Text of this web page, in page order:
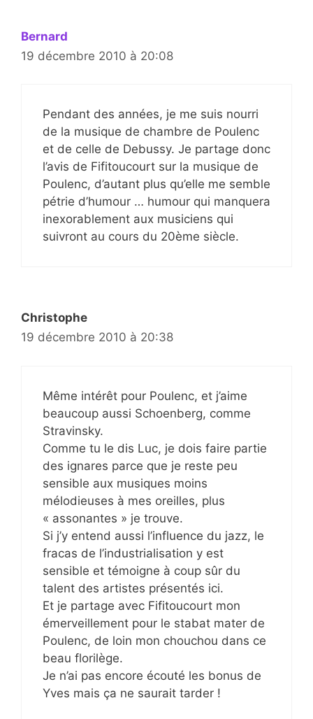
Bernard
19 décembre 2010 à 20:08
Pendant des années, je me suis nourri
de la musique de chambre de Poulenc
et de celle de Debussy. Je partage donc
l’avis de Fifitoucourt sur la musique de
Poulenc, d’autant plus qu’elle me semble
pétrie d’humour … humour qui manquera
inexorablement aux musiciens qui
suivront au cours du 20ème siècle.
Christophe
19 décembre 2010 à 20:38
Même intérêt pour Poulenc, et j’aime
beaucoup aussi Schoenberg, comme
Stravinsky.
Comme tu le dis Luc, je dois faire partie
des ignares parce que je reste peu
sensible aux musiques moins
mélodieuses à mes oreilles, plus
« assonantes » je trouve.
Si j’y entend aussi l’influence du jazz, le
fracas de l’industrialisation y est
sensible et témoigne à coup sûr du
talent des artistes présentés ici.
Et je partage avec Fifitoucourt mon
émerveillement pour le stabat mater de
Poulenc, de loin mon chouchou dans ce
beau florilège.
Je n’ai pas encore écouté les bonus de
Yves mais ça ne saurait tarder !